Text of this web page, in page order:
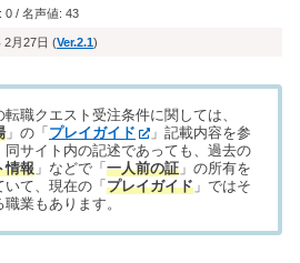
0 / 名声値: 43
2月27日 (Ver.2.1)
職クエスト受注条件に関しては、
」の「 プレイガイド
」記載内容を参
同サイト内の記述であっても、過去の
情報 」などで「 一人前の証 」の所有を
て、現在の「 プレイガイド 」ではそ
業もあります。